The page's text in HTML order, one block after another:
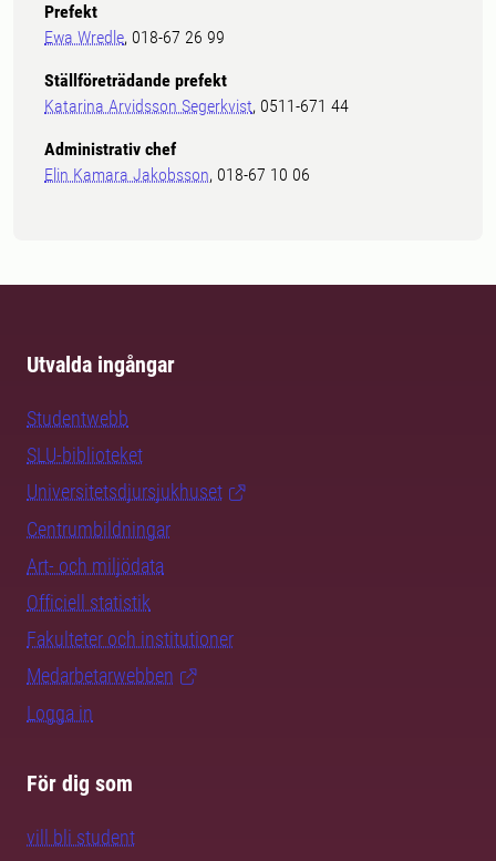
Prefekt
Ewa Wredle, 018-67 26 99
Ställföreträdande prefekt
Katarina Arvidsson Segerkvist, 0511-671 44
Administrativ chef
Elin Kamara Jakobsson, 018-67 10 06
Utvalda ingångar
Studentwebb
SLU-biblioteket
Universitetsdjursjukhuset
Centrumbildningar
Art- och miljödata
Officiell statistik
Fakulteter och institutioner
Medarbetarwebben
Logga in
För dig som
vill bli student